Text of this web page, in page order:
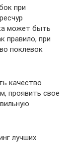
при
может быть
правило, при
поклевок
качество
проявить свое
лучших